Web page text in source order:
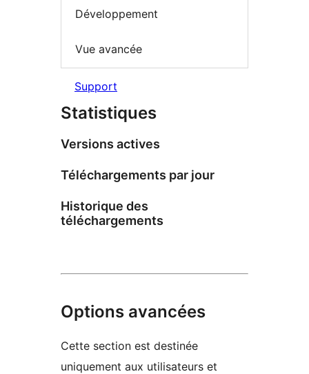
Développement
Vue avancée
Support
Statistiques
Versions actives
Téléchargements par jour
Historique des
téléchargements
Options avancées
Cette section est destinée
uniquement aux utilisateurs et